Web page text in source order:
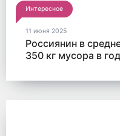
Интересное
11 июня 2025
Россиянин в
350 кг мусора в год